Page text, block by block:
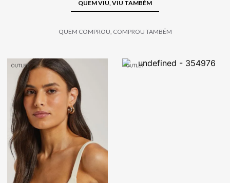
QUEM VIU, VIU TAMBÉM
QUEM COMPROU, COMPROU TAMBÉM